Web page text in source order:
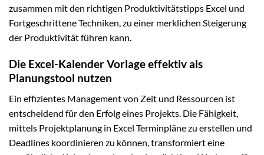
zusammen mit den richtigen Produktivitätstipps Excel und
Fortgeschrittene Techniken, zu einer merklichen Steigerung
der Produktivität führen kann.
Die Excel-Kalender Vorlage effektiv als
Planungstool nutzen
Ein effizientes Management von Zeit und Ressourcen ist
entscheidend für den Erfolg eines Projekts. Die Fähigkeit,
mittels Projektplanung in Excel Terminpläne zu erstellen und
Deadlines koordinieren zu können, transformiert eine